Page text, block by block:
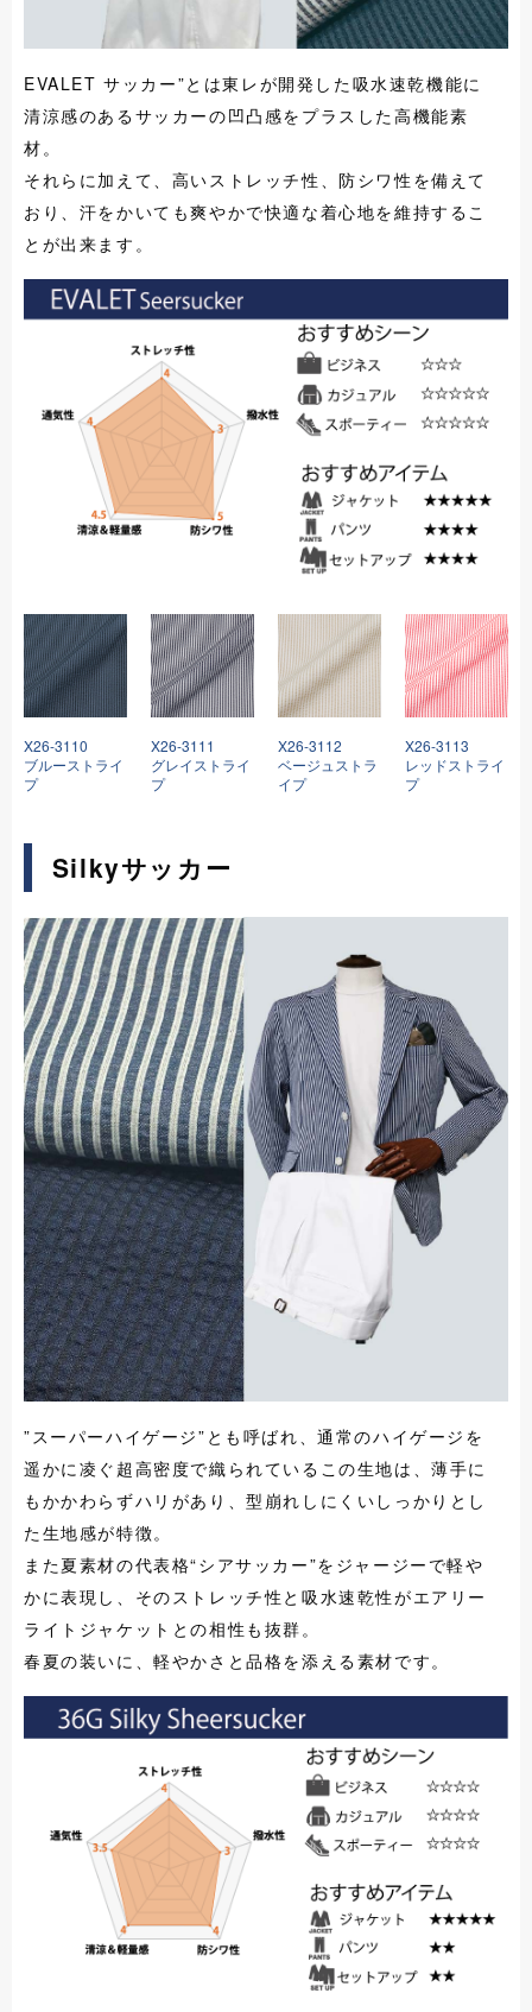
EVALET サッカー”とは東レが開発した吸水速乾機能に
清涼感のあるサッカーの凹凸感をプラスした高機能素
材。
それらに加えて、高いストレッチ性、防シワ性を備えて
おり、汗をかいても爽やかで快適な着心地を維持するこ
とが出来ます。
X26-3110
ブルーストライ
プ
X26-3111
グレイストライ
プ
X26-3112
ベージュストラ
イプ
X26-3113
レッドストライ
プ
Silkyサッカー
”スーパーハイゲージ”とも呼ばれ、通常のハイゲージを
遥かに凌ぐ超高密度で織られているこの生地は、薄手に
もかかわらずハリがあり、型崩れしにくいしっかりとし
た生地感が特徴。
また夏素材の代表格“シアサッカー”をジャージーで軽や
かに表現し、そのストレッチ性と吸水速乾性がエアリー
ライトジャケットとの相性も抜群。
春夏の装いに、軽やかさと品格を添える素材です。